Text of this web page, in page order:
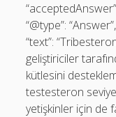
“@type”: “Answer”,
“text”:
geliştiriciler
kütlesini
testesteron
yetişkinler için de